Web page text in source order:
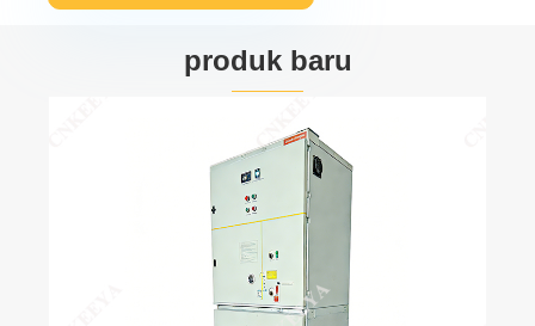
produk baru